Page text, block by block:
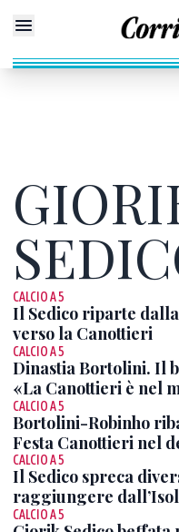
CALCIO A 5
Il Sedico riparte
verso la Canottieri
CALCIO A 5
Dinastia Bortolini. Il
«La Canottieri è nel
CALCIO A 5
Bortolini-Robinho
Festa Canottieri nel
CALCIO A 5
Il Sedico spreca
raggiungere
CALCIO A 5